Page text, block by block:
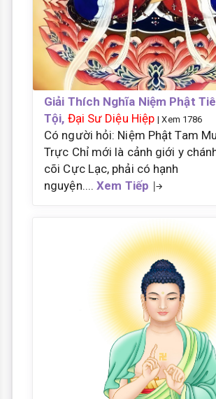
Giải Thích Nghĩa Niệm Phật
Tội, Đại Sư Diệu Hiệp | Xem 1786
Có người hỏi: Niệm Phật Tam
Trực Chỉ mới là cảnh giới y
cõi Cực Lạc, phải có hạnh
nguyện....Xem Tiếp